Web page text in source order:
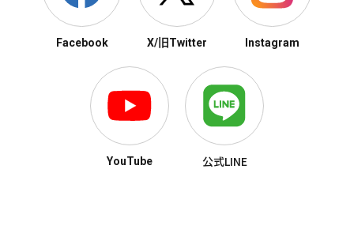
Facebook X/旧Twitter Instagram
YouTube 公式LINE